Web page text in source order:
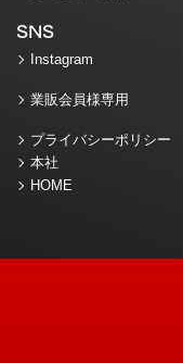
SNS
Instagram
業販会員様専用
プライバシーポリシー
本社
HOME